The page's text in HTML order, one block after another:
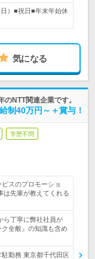
）■祝日■年末年始休
気になる
NTT関連企業です。
制40万円～＋賞与！
学歴不問
スのプロモーショ
は先輩が教えてくれる
ら丁寧に弊社社員が
ク全般』の知識も含め
勤務 東京都千代田区